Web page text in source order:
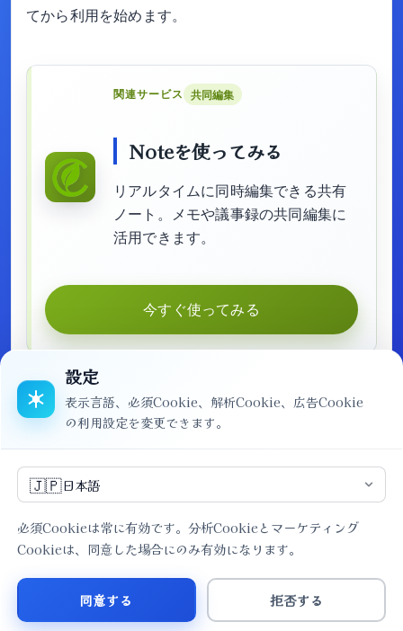
てから利用を始めます。
関連サービス 共同編集
Noteを使ってみる
リアルタイムに同時編集できる共有
ノート。メモや議事録の共同編集に
活用できます。
今すぐ使ってみる
解説記事一覧へ戻る
ホームサイト概要プライバシーポリシー利用規約
お問い合わせ
サイト運営者情報解説記事
設定
表示言語、必須Cookie、解析Cookie、広告Cookie
の利用設定を変更できます。
🇯🇵日本語
必須Cookieは常に有効です。分析Cookieとマーケティング
Cookieは、同意した場合にのみ有効になります。
同意する 拒否する